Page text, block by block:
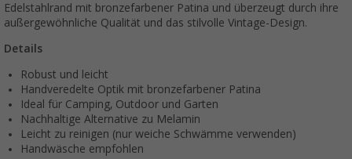
Edelstahlrand mit bronzefarbener Patina und überzeugt durch ihre
außergewöhnliche Qualität und das stilvolle Vintage-Design.
Details
Robust und leicht
Handveredelte Optik mit bronzefarbener Patina
Ideal für Camping, Outdoor und Garten
Nachhaltige Alternative zu Melamin
Leicht zu reinigen (nur weiche Schwämme verwenden)
Handwäsche empfohlen